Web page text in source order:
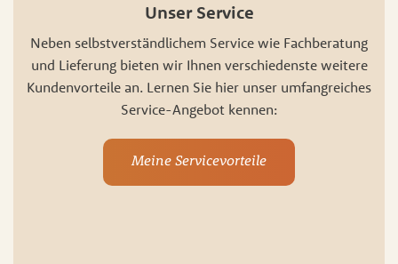
Unser Service
Neben selbstverständlichem Service wie Fachberatung
und Lieferung bieten wir Ihnen verschiedenste weitere
Kundenvorteile an. Lernen Sie hier unser umfangreiches
Service-Angebot kennen:
Meine Servicevorteile